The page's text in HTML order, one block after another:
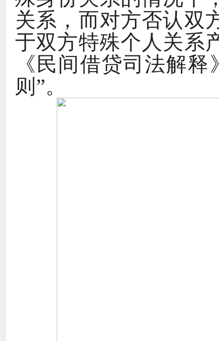
关系 ， 而对方否认双
于双方特殊个人关系
《 民间借贷司法解释
则 ”。